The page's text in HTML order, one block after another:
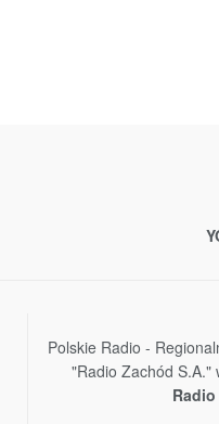
Polskie Radio -
"Radio Zachód S.A."